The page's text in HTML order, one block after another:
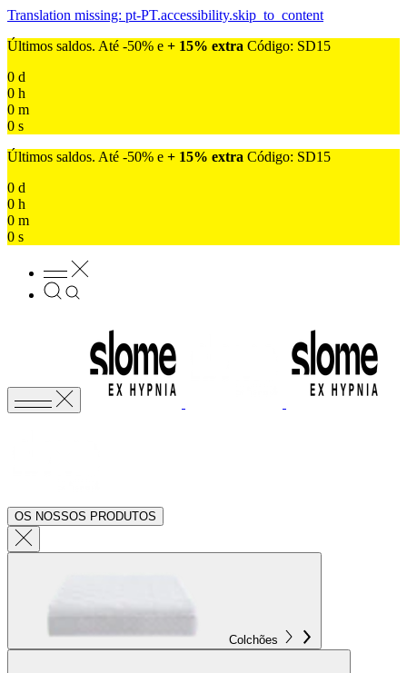
Translation missing: pt-PT.accessibility.skip_to_content
Últimos saldos. Até -50% e + 15% extra Código: SD15
0 d
0 h
0 m
0 s
Últimos saldos. Até -50% e + 15% extra Código: SD15
0 d
0 h
0 m
0 s
OS NOSSOS PRODUTOS
Colchões